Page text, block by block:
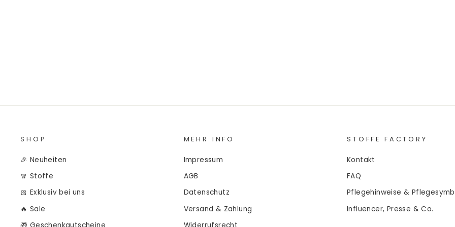
SHOP
🎉 Neuheiten
🧣 Stoffe
🎀 Exklusiv bei uns
🔥 Sale
MEHR INFO
Impressum
AGB
Datenschutz
Versand & Zahlung
STOFFE FACTORY
Kontakt
FAQ
Pflegehinweise &
Influencer, Presse & Co.